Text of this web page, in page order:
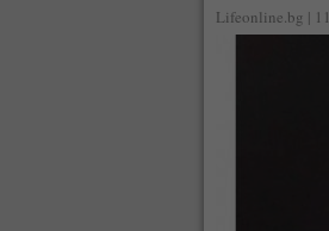
Lifeonline.bg |